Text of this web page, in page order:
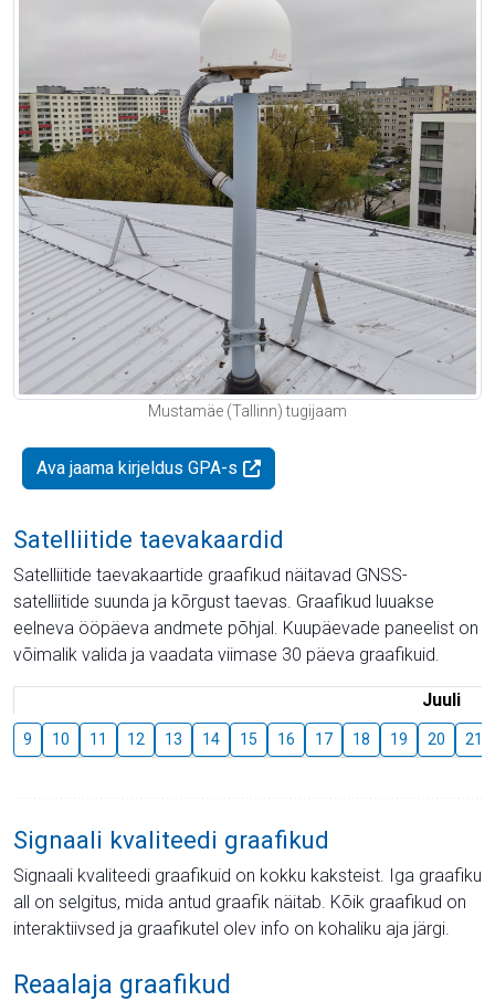
Mustamäe (Tallinn) tugijaam
Ava jaama kirjeldus GPA-s
Satelliitide taevakaardid
Satelliitide taevakaartide graafikud näitavad GNSS-
satelliitide suunda ja kõrgust taevas. Graafikud luuakse
eelneva ööpäeva andmete põhjal. Kuupäevade paneelist on
võimalik valida ja vaadata viimase 30 päeva graafikuid.
Juuli
9 10 11 12 13 14 15 16 17 18 19 20 21
Signaali kvaliteedi graafikud
Signaali kvaliteedi graafikuid on kokku kaksteist. Iga graafiku
all on selgitus, mida antud graafik näitab. Kõik graafikud on
interaktiivsed ja graafikutel olev info on kohaliku aja järgi.
Reaalaja graafikud